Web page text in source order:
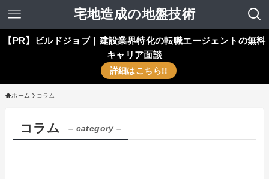
宅地造成の地盤技術
【PR】ビルドジョブ｜建設業界特化の転職エージェントの無料
キャリア面談
詳細はこちら!!
ホーム コラム
コラム – category –